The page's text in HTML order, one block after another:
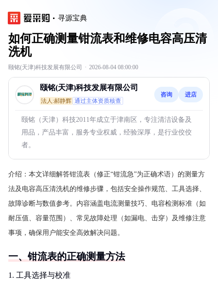
寻源宝典
如何正确测量钳流表和维修电容高压清
洗机
颐铭(天津)科技发展有限公司 · 2026-08-04 08:00:00
颐铭(天津)科技发展有限公司
法人:郝静辉 通过主体资质核查
咨询 进店
颐铭（天津）科技2011年成立于津南区，专注清洁设备及
用品，产品丰富，服务专业权威，经验深厚，是行业佼佼
者。
介绍： 本文详细解答钳流表（修正“钳流急”为正确术语）的测量方
法及电容高压清洗机的维修步骤，包括安全操作规范、工具选择、
故障诊断与数值参考。内容涵盖电流测量技巧、电容检测标准（如
耐压值、容量范围）、常见故障处理（如漏电、击穿）及维修注意
事项，确保用户能安全高效解决问题。
一、钳流表的正确测量方法
1. 工具选择与校准